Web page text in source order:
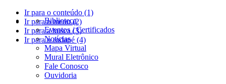
Ir para o conteúdo (1)
Ir para o menu (2)
Ir para a busca (3)
Ir para o rodapé (4)
Biblioteca
Eventos / Certificados
Notícias
Mapa Virtual
Mural Eletrônico
Fale Conosco
Ouvidoria